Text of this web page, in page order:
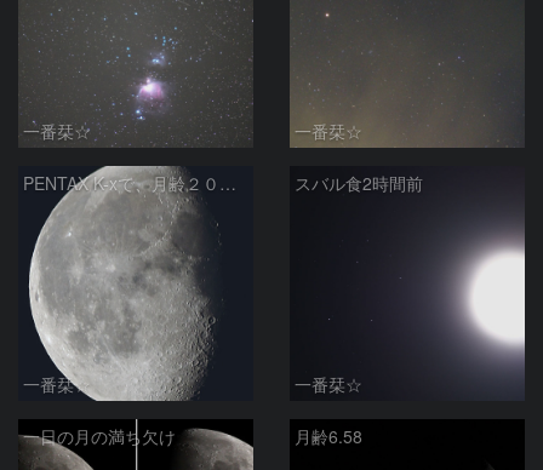
一番栞☆ 一番栞☆
PENTAX K-xで、月齢２０．０１のファーストライト
一番栞☆
スバル食2時間前
一番栞☆
一日の月の満ち欠け 月齢6.58